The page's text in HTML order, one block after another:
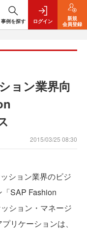
事例を探す ログイン
新規
会員登録
ョン業界向
2015/03/25 08:30
ション業界のビジ
SAP Fashion
ション・マネージ
リケーションは、